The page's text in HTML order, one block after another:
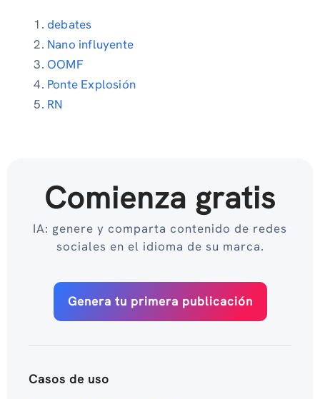
debates
Nano influyente
OOMF
Ponte Explosión
RN
Comienza gratis
IA: genere y comparta contenido de redes
sociales en el idioma de su marca.
Genera tu primera publicación
Casos de uso